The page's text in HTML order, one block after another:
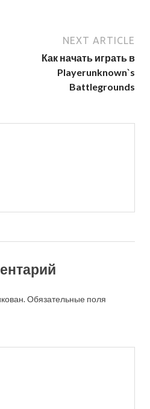
NEXT ARTICLE
Как начать играть в
Playerunknown`s
Battlegrounds
Обязательные поля